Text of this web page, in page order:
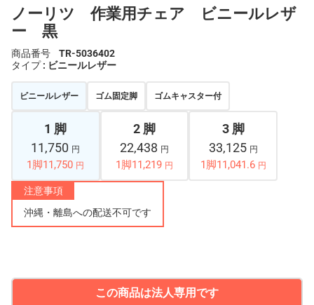
ノーリツ 作業用チェア ビニールレザ
ー 黒
商品番号
TR-5036402
タイプ: ビニールレザー
ゴムキャスター付
ゴム固定脚
ビニールレザー
1 脚
11,750 円
1脚11,750 円
2 脚
22,438 円
1脚11,219 円
3 脚
33,125 円
1脚11,041.6 円
注意事項
沖縄・離島への配送不可です
この商品は法人専用です